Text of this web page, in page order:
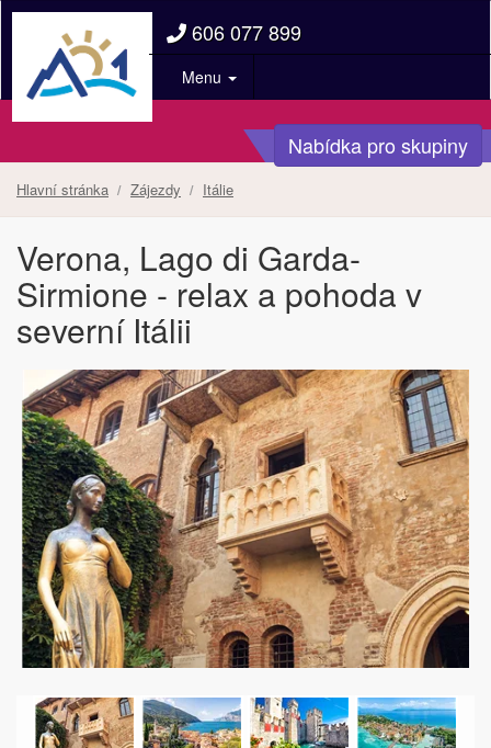
606 077 899
Menu
Nabídka pro skupiny
Hlavní stránka Zájezdy Itálie
Verona, Lago di Garda-
Sirmione - relax a pohoda v
severní Itálii